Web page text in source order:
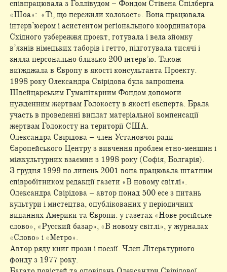
співпрацювала з Голлівудом – Фондом Стівена Спілберга
«Шоа»: «Ті, що пережили холокост». Вона працювала
інтерв’юером і асистентом регіонального координатора
Східного узбережжя проект, готувала і вела зйомку
в’язнів німецьких таборів і гетто, підготувала тисячі і
зняла персонально близько 200 інтерв’ю. Також
виїжджала в Європу в якості консультанта Проекту.
1998 року Олександра Свірідова була запрошена
Швейцарським Гуманітарним Фондом допомоги
нужденним жертвам Голокосту в якості експерта. Брала
участь в проведенні виплат матеріальної компенсації
жертвам Голокосту на території США.
Олександра Свірідова – член Установчої ради
Європейського Центру з вивчення проблем етно-меншин і
міжкультурних взаємин з 1998 року (Софія, Болгарія).
З грудня 1999 по липень 2001 вона працювала штатним
співробітником редакції газети «В новому світлі».
Олександра Свірідова – автор понад 500 есе з питань
культури і мистецтва, опублікованих у періодичних
виданнях Америки та Європи: у газетах «Нове російське
слово», «Русский базар», «В новому світлі», у журналах
«Слово» і «Метро».
Автор ряду книг прози і поезії. Член Літературного
фонду з 1977 року.